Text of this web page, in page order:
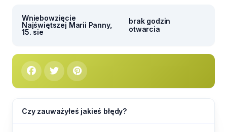
Wniebowzięcie
Najświętszej Marii Panny,
15. sie
brak godzin
otwarcia
Czy zauważyłeś jakieś błędy?